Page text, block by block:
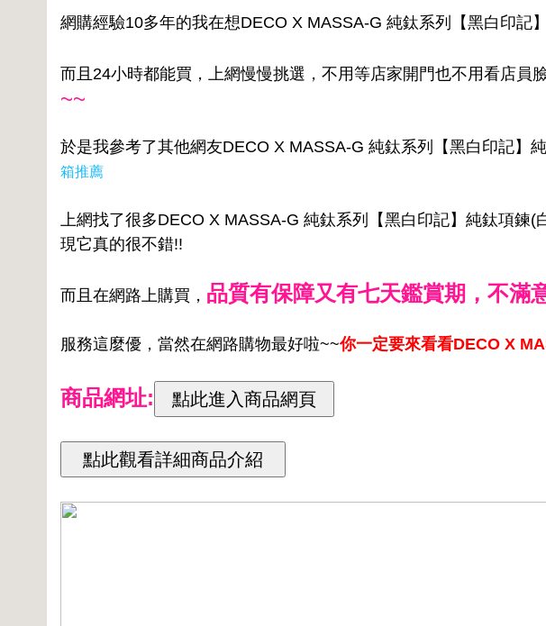
網購經驗10多年的我在想DECO X MASSA-G 純鈦系列【黑白印記
而且24小時都能買，上網慢慢挑選，不用等店家開門也不用看店員
~~
於是我參考了其他網友DECO X MASSA-G 純鈦系列【黑白印記】
箱推薦
上網找了很多DECO X MASSA-G 純鈦系列【黑白印記】純鈦項鍊
現它真的很不錯!!
而且在網路上購買， 品質有保障又有七天鑑賞期，不滿
服務這麼優，當然在網路購物最好啦~~你一定要來看看DECO X
商品網址: